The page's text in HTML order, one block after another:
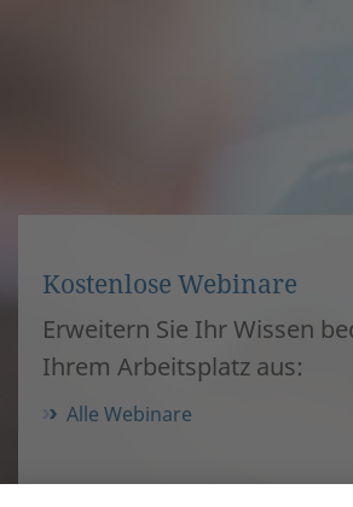
Kostenlose Webinare
Erweitern Sie Ihr Wissen
Ihrem Arbeitsplatz aus:
Alle Webinare